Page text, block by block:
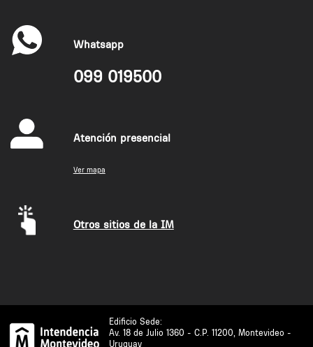
Whatsapp
099 019500
Atención presencial
Ver mapa
Otros sitios de la IM
Edificio Sede:
Av. 18 de Julio 1360 - C.P. 11200, Montevideo -
Uruguay